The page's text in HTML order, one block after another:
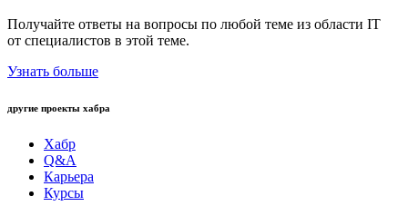
Получайте ответы на вопросы по любой теме из области IT
от специалистов в этой теме.
Узнать больше
другие проекты хабра
Хабр
Q&A
Карьера
Курсы